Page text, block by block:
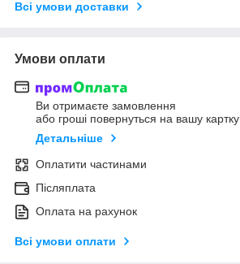
Всі умови доставки
Умови оплати
Ви отримаєте замовлення
або гроші повернуться на вашу картку
Детальніше
Оплатити частинами
Післяплата
Оплата на рахунок
Всі умови оплати